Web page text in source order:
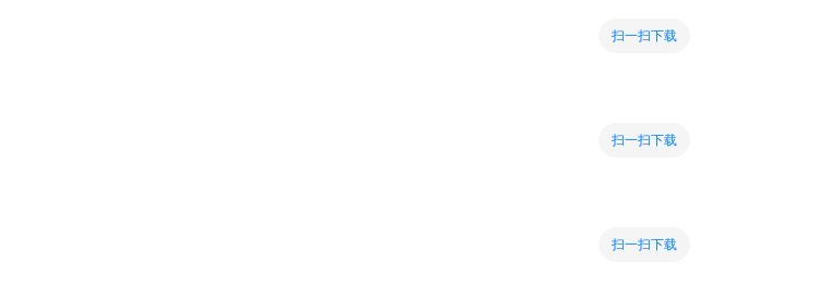
扫一扫下载
扫一扫下载
扫一扫下载